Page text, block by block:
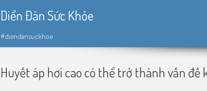
Diển Đàn Sức Khỏe
#diendansuckhoe
Huyết áp hơi cao có thể trở thành vấn đề